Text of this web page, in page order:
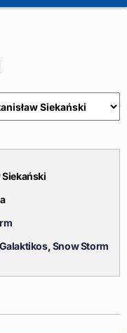
Siekański
, Snow Storm